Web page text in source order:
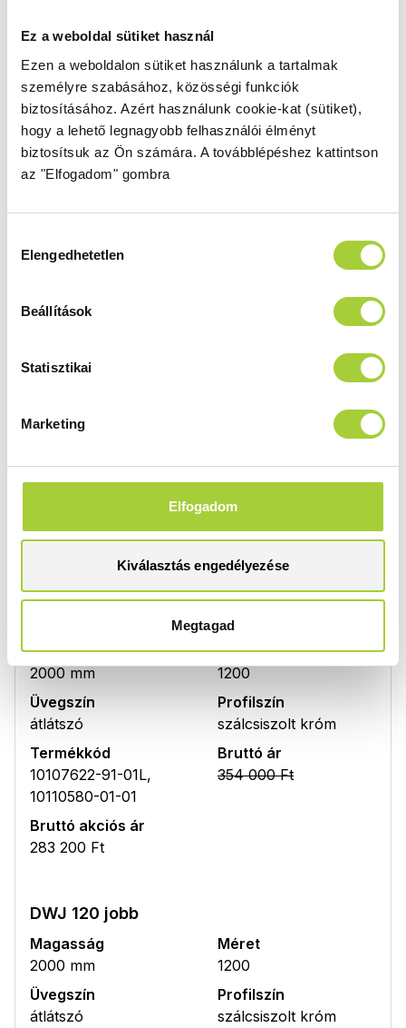
Ez a weboldal sütiket használ
Ezen a weboldalon sütiket használunk a tartalmak
személyre szabásához, közösségi funkciók
biztosításához. Azért használunk cookie-kat (sütiket),
hogy a lehető legnagyobb felhasználói élményt
biztosítsuk az Ön számára. A továbblépéshez kattintson
az "Elfogadom" gombra
kiválasztása
Elengedhetetlen
Beállítások
Statisztikai
Marketing
Elfogadom
Kiválasztás engedélyezése
Megtagad
DWJ 110 bal
Magasság
2000 mm
Méret
1100
Üvegszín
átlátszó
Profilszín
szálcsiszolt króm
Termékkód
10110530-01-01
277 600 Ft
Magasság
átlátszó
szálcsiszolt króm
10107572-91-01R,
347 000 Ft
Bruttó akciós ár
Magasság
2000 mm
Méret
1200
Üvegszín
átlátszó
Profilszín
szálcsiszolt króm
Termékkód
10107622-91-01L,
10110580-01-01
Bruttó ár
354 000 Ft
Bruttó akciós ár
283 200 Ft
DWJ 120 jobb
Magasság
2000 mm
Méret
1200
Üvegszín
átlátszó
Profilszín
szálcsiszolt króm